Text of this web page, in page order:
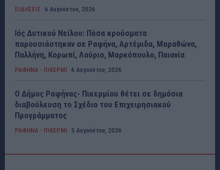
ΕΙΔΗΣΕΙΣ 6 Αυγούστου, 2026
Ιός Δυτικού Νείλου: Πόσα κρούσματα
παρουσιάστηκαν σε Ραφήνα, Αρτέμιδα, Μαραθώνα,
Παλλήνη, Κορωπί, Λαύριο, Μαρκόπουλο, Παιανία
ΡΑΦΗΝΑ - ΠΙΚΕΡΜΙ 6 Αυγούστου, 2026
Ο Δήμος Ραφήνας- Πικερμίου θέτει σε δημόσια
διαβούλευση το Σχέδιο του Επιχειρησιακού
Προγράμματος
ΡΑΦΗΝΑ - ΠΙΚΕΡΜΙ 5 Αυγούστου, 2026